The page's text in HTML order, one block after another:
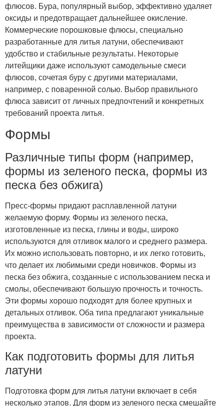
флюсов. Бура, популярный выбор, эффективно удаляет
оксиды и предотвращает дальнейшее окисление.
Коммерческие порошковые флюсы, специально
разработанные для литья латуни, обеспечивают
удобство и стабильные результаты. Некоторые
литейщики даже используют самодельные смеси
флюсов, сочетая буру с другими материалами,
например, с поваренной солью. Выбор правильного
флюса зависит от личных предпочтений и конкретных
требований проекта литья.
Формы
Различные типы форм (например,
формы из зеленого песка, формы из
песка без обжига)
Пресс-формы придают расплавленной латуни
желаемую форму. Формы из зеленого песка,
изготовленные из песка, глины и воды, широко
используются для отливок малого и среднего размера.
Их можно использовать повторно, и их легко готовить,
что делает их любимыми среди новичков. Формы из
песка без обжига, созданные с использованием песка и
смолы, обеспечивают большую прочность и точность.
Эти формы хорошо подходят для более крупных и
детальных отливок. Оба типа предлагают уникальные
преимущества в зависимости от сложности и размера
проекта.
Как подготовить формы для литья
латуни
Подготовка форм для литья латуни включает в себя
несколько этапов. Для форм из зеленого песка смешайте